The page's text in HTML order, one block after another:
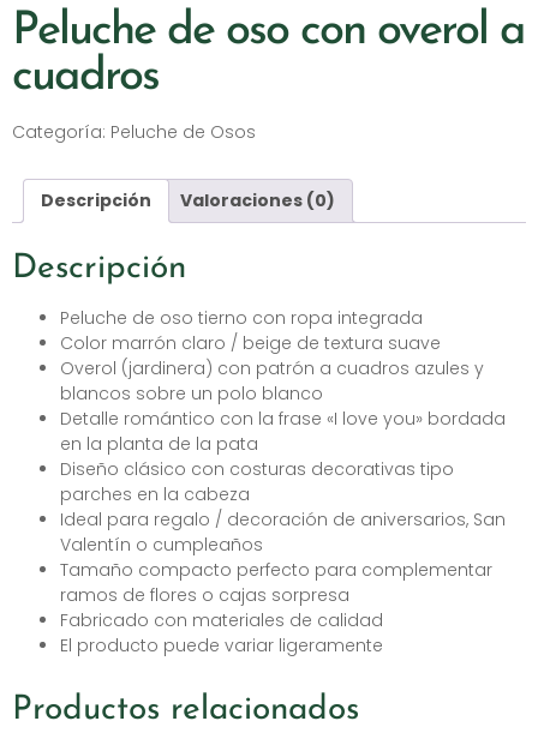
Peluche de oso con overol a
cuadros
Categoría: Peluche de Osos
Descripción Valoraciones (0)
Descripción
Peluche de oso tierno con ropa integrada
Color marrón claro / beige de textura suave
Overol (jardinera) con patrón a cuadros azules y
blancos sobre un polo blanco
Detalle romántico con la frase «I love you» bordada
en la planta de la pata
Diseño clásico con costuras decorativas tipo
parches en la cabeza
Ideal para regalo / decoración de aniversarios, San
Valentín o cumpleaños
Tamaño compacto perfecto para complementar
ramos de flores o cajas sorpresa
Fabricado con materiales de calidad
El producto puede variar ligeramente
Productos relacionados